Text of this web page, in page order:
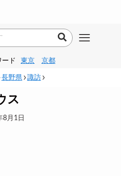
ード 東京 京都
長野県 諏訪
ス
8月1日